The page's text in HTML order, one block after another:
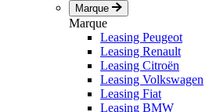
Marque
Marque
Leasing Peugeot
Leasing Renault
Leasing Citroën
Leasing Volkswagen
Leasing Fiat
Leasing BMW